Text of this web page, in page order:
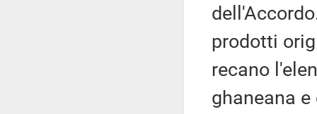
prodotti
recano
ghaneana